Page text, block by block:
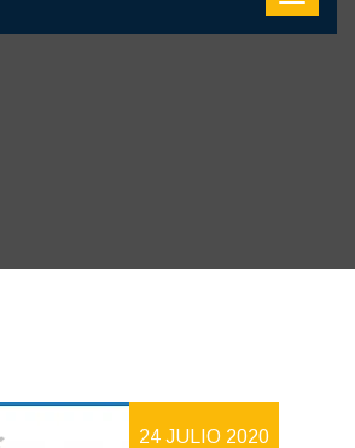
24 JULIO 2020